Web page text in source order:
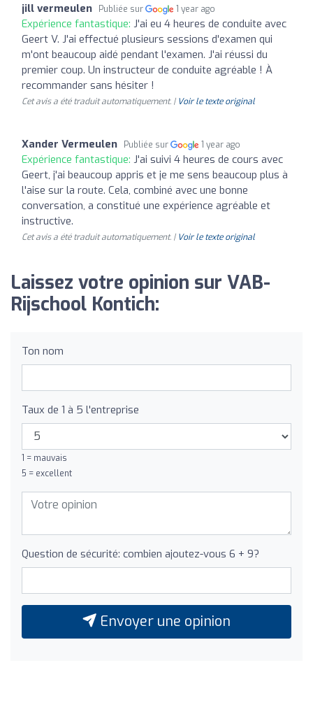
jill vermeulen Publiée sur 1 year ago
Expérience fantastique: J'ai eu 4 heures de conduite avec
Geert V. J'ai effectué plusieurs sessions d'examen qui
m'ont beaucoup aidé pendant l'examen. J'ai réussi du
premier coup. Un instructeur de conduite agréable ! À
recommander sans hésiter !
Cet avis a été traduit automatiquement. | Voir le texte original
Xander Vermeulen Publiée sur 1 year ago
Expérience fantastique: J'ai suivi 4 heures de cours avec
Geert, j'ai beaucoup appris et je me sens beaucoup plus à
l'aise sur la route. Cela, combiné avec une bonne
conversation, a constitué une expérience agréable et
instructive.
Cet avis a été traduit automatiquement. | Voir le texte original
Laissez votre opinion sur VAB-
Rijschool Kontich:
Ton nom
Taux de 1 à 5 l'entreprise
1 = mauvais
5 = excellent
Question de sécurité: combien ajoutez-vous 6 + 9?
Envoyer une opinion